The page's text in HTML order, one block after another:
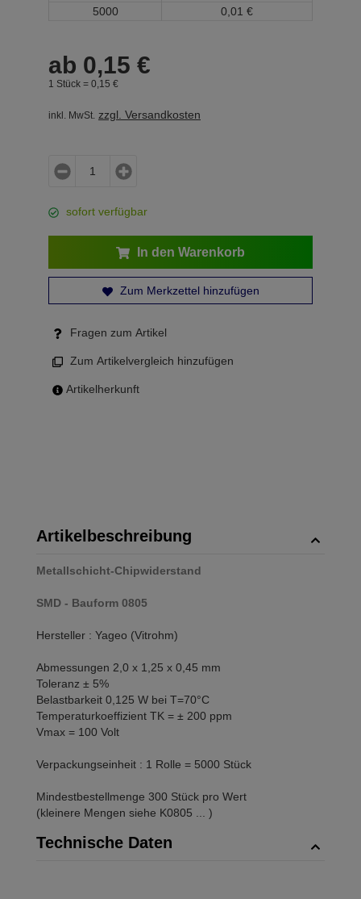
5000
0, 01 €
ab 0,15 €
1 Stück = 0, 15 €
inkl. MwSt. zzgl. Versandkosten
sofort verfügbar
In den Warenkorb
Zum Merkzettel hinzufügen
Fragen zum Artikel
Zum Artikelvergleich hinzufügen
Artikelherkunft
Artikelbeschreibung
Metallschicht-Chipwiderstand
SMD - Bauform 0805
Hersteller : Yageo (Vitrohm)
Abmessungen 2,0 x 1,25 x 0,45 mm
Toleranz ± 5%
Belastbarkeit 0,125 W bei T=70°C
Temperaturkoeffizient TK = ± 200 ppm
Vmax = 100 Volt
Verpackungseinheit : 1 Rolle = 5000 Stück
Mindestbestellmenge 300 Stück pro Wert
(kleinere Mengen siehe K0805 ... )
Technische Daten